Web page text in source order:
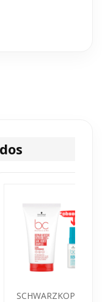
SCHWARZKOPF